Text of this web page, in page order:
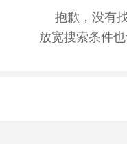
抱歉，没有
放宽搜索条件